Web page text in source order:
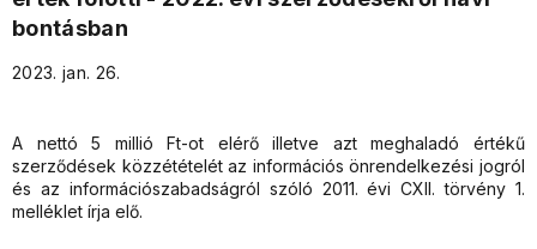
bontásban
2023. jan. 26.
A nettó 5 millió Ft-ot elérő illetve azt meghaladó értékű
szerződések közzétételét az információs önrendelkezési jogról
és az információszabadságról szóló 2011. évi CXII. törvény 1.
melléklet írja elő.